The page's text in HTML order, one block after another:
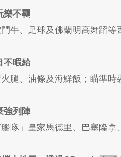
樂不羈
牛、足球及佛蘭明高舞蹈等
不暇給
腿、油條及海鮮飯；瞄準時
強列陣
隊」皇家馬德里、巴塞隆拿